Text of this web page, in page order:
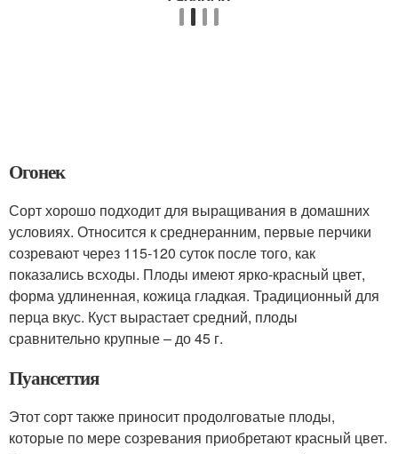
Огонек
Сорт хорошо подходит для выращивания в домашних
условиях. Относится к среднеранним, первые перчики
созревают через 115-120 суток после того, как
показались всходы. Плоды имеют ярко-красный цвет,
форма удлиненная, кожица гладкая. Традиционный для
перца вкус. Куст вырастает средний, плоды
сравнительно крупные – до 45 г.
Пуансеттия
Этот сорт также приносит продолговатые плоды,
которые по мере созревания приобретают красный цвет.